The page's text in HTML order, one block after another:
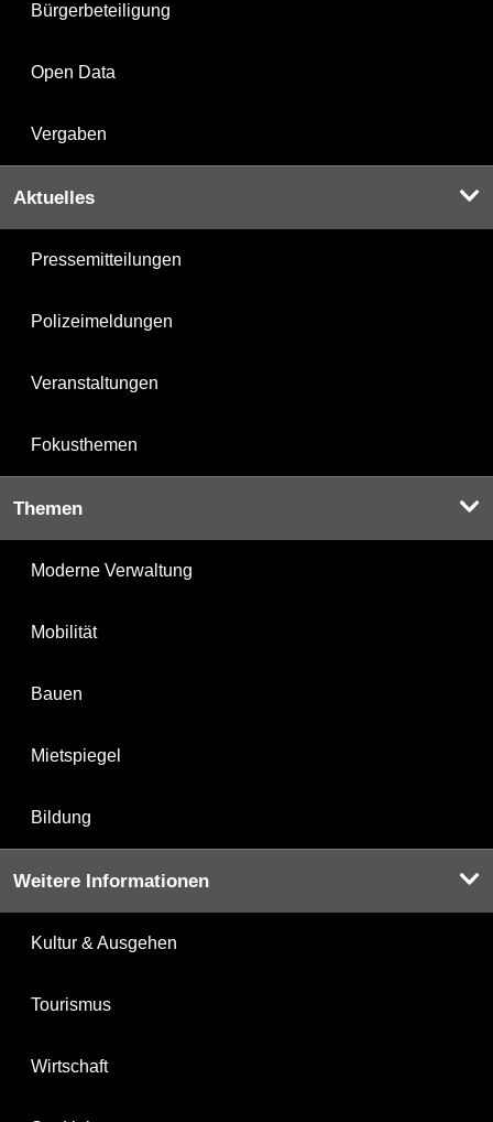
Bürgerbeteiligung
Open Data
Vergaben
Aktuelles
Pressemitteilungen
Polizeimeldungen
Veranstaltungen
Fokusthemen
Themen
Moderne Verwaltung
Mobilität
Bauen
Mietspiegel
Bildung
Weitere Informationen
Kultur & Ausgehen
Tourismus
Wirtschaft